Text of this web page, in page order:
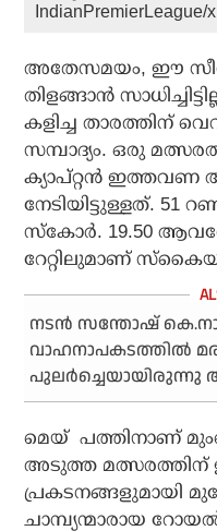
IndianPremierLeague/
അതേസമയം, ഈ
തിളങ്ങാന്‍
കളിച്ച താരത്തിന്
സമ്പാദ്യം. ഒരു
ക്യാപ്റ്റന്‍ ഇത്തവണ
നേടിയിട്ടുള്ളത്. 51
സ്‌കോര്‍. 19.50
റേറ്റിലുമാണ്
നടൻ സന്തോഷ്
വാഹനാപകടത്തിൽ
പുലർച്ചെയായിരുന്നു
മെയ് പത്തിനാണ്
അടുത്ത മത്സരത്തിന്
പ്രകടനങ്ങളുമായി
ചാമ്പ്യന്മാരായ